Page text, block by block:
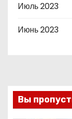
Июль 2023
Июнь 2023
Вы